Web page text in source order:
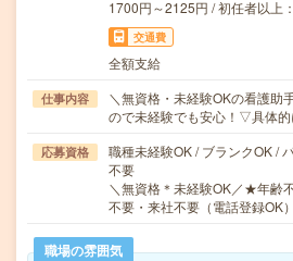
1700円～2125円 / 初任者以上
交通費
全額支給
仕事内容
＼無資格・未経験OKの看護助
ので未経験でも安心！▽具体
応募資格
職種未経験OK / ブランクOK /
不要
＼無資格＊未経験OK／★年齢
不要・来社不要（電話登録
職場の雰囲気